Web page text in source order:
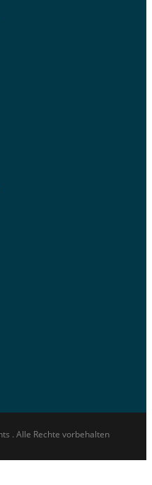
. Alle Rechte vorbehalten